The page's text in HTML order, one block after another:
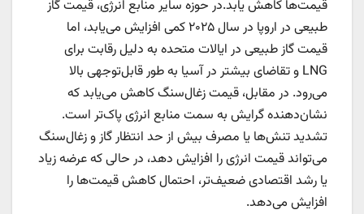
قیمت‌ها کاهش یابد.در حوزه سایر منابع انرژی، قیمت گاز
طبیعی در اروپا در سال ۲۰۲۵ کمی افزایش می‌یابد، اما
قیمت گاز طبیعی در ایالات متحده به دلیل رقابت برای
LNG و تقاضای بیشتر در آسیا به طور قابل‌توجهی بالا
می‌رود. در مقابل، قیمت زغال‌سنگ کاهش می‌یابد که
نشان‌دهنده گرایش به سمت منابع انرژی پاک‌تر است.
تشدید تنش‌ها یا مصرف بیش از حد انتظار گاز و زغال‌سنگ
می‌تواند قیمت انرژی را افزایش دهد، در حالی که عرضه زیاد
یا رشد اقتصادی ضعیف‌تر، احتمال کاهش قیمت‌ها را
افزایش می‌دهد.